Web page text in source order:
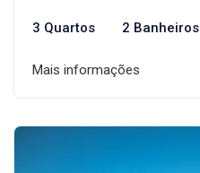
3 Quartos 2 Banheiros
Mais informações